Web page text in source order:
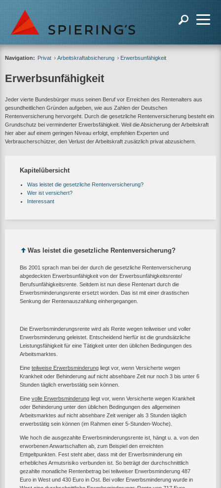
Navigation: Privat Arbeitskraftabsicherung Erwerbsunfähigkeit
Erwerbsunfähigkeit
Jeder vierte Bundesbürger muss seinen Beruf vor Erreichen des Rentenalters aus
gesundheitlichen Gründen aufgeben, wie aus Zahlen der Deutschen
Rentenversicherung hervorgeht. Durch die gesetzliche Rentenversicherung besteht ein
Grundschutz bei verminderter Erwerbsfähigkeit. Weil die Absicherung der Arbeitskraft
hier aber auf einem geringen Niveau erfolgt, empfehlen Experten und
Verbraucherschützer, den Verlust der Arbeitskraft zusätzlich privat abzusichern.
Kapitelübersicht
Was leistet die gesetzliche Rentenversicherung?
Wer ist versichert?
Interessant
Was leistet die gesetzliche Rentenversicherung?
Bis 2001 sprach man bei der durch die gesetzliche Rentenversicherung
abgedeckten Erwerbsunfähigkeit von der Erwerbsunfähigkeitsrente/
Berufsunfähigkeitsrente. Seitdem ist nun diese Rentenart durch die
Erwerbsminderungsrente ersetzt worden. Das ist mit einer drastischen
Senkung der Rentenauszahlung einhergegangen.
Die Erwerbsminderungsrente wird als Rente wegen teilweiser und voller
Erwerbsminderung geleistet. Entscheidend hierfür ist die grundsätzliche
Leistungsfähigkeit für eine Tätigkeit unter den üblichen Bedingungen des
Arbeitsmarktes.
Eine teilweise Erwerbsminderung liegt vor, wenn Versicherte wegen
Krankheit oder Behinderung auf nicht absehbare Zeit nur noch 3 bis unter 6
Stunden täglich erwerbstätig sein können.
Eine volle Erwerbsminderung liegt vor, wenn Versicherte wegen Krankheit
oder Behinderung unter den üblichen Bedingungen des allgemeinen
Arbeitsmarktes auf nicht absehbare Zeit weniger als 3 Stunden täglich
erwerbstätig sein können (im Rahmen einer 5-Stunden-Woche).
Wie hoch die ausgezahlte Erwerbsminderungsrente ist, hängt u. a. von den
erworbenen Anwartschaften ab, zum Beispiel den erreichten
Entgeltpunkten. Fest steht aber, dass mit der Erwerbsminderung ein
erhebliches Armutsrisiko verbunden ist. So beträgt der durchschnittlich
gezahlte monatliche Rentenbetrag bei teilweiser Erwerbsminderung 487
Euro in West und 430 Euro in Ost. Bei voller Erwerbsminderung wurde in